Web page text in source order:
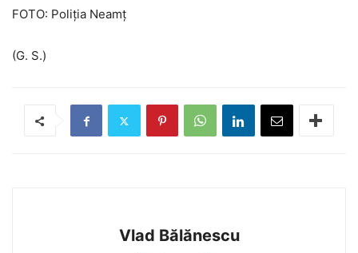
FOTO: Poliția Neamț
(G. S.)
Vlad Bălănescu